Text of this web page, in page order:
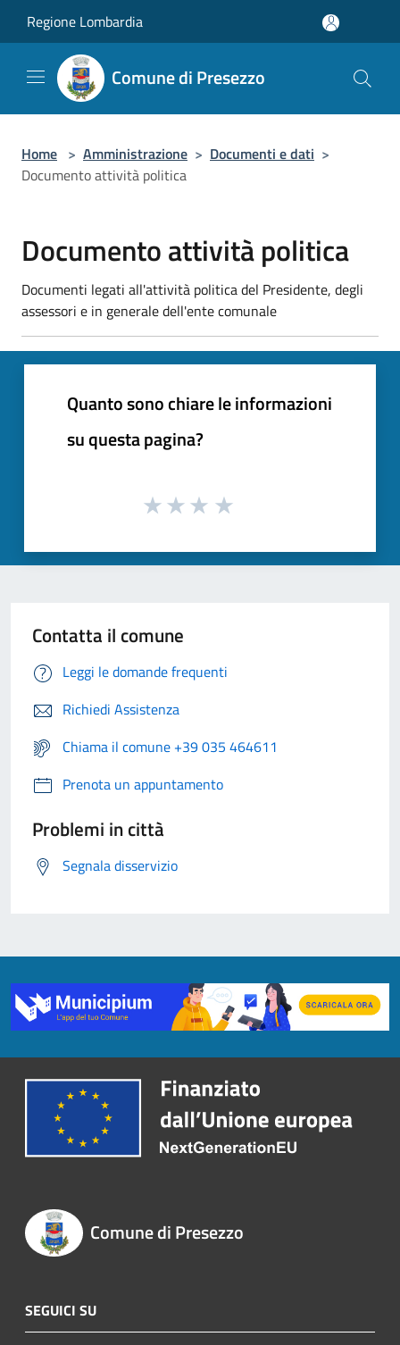
Regione Lombardia
Comune di Presezzo
Home > Amministrazione > Documenti e dati >
Documento attività politica
Documento attività politica
Documenti legati all'attività politica del Presidente, degli
assessori e in generale dell'ente comunale
Quanto sono chiare le informazioni
su questa pagina?
Contatta il comune
Leggi le domande frequenti
Richiedi Assistenza
Chiama il comune +39 035 464611
Prenota un appuntamento
Problemi in città
Segnala disservizio
Comune di Presezzo
SEGUICI SU